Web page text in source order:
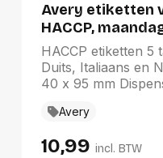
Avery etiketten
HACCP,
dispenser van
HACCP etiketten 5 talen: Engels, Frans,
Duits, Italiaans en
40 x 95
Avery
10,99 incl. BTW